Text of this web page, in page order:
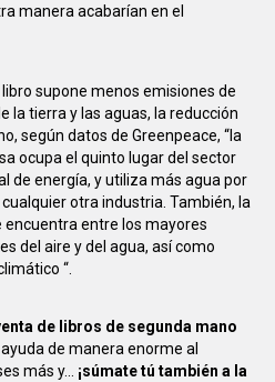
manera acabarían en el
supone menos emisiones de
la tierra y las aguas, la reducción
según datos de Greenpeace, “la
ocupa el quinto lugar del sector
de energía, y utiliza más agua por
otra industria. También, la
entre los mayores
del aire y del agua, así como
“.
de libros de segunda mano
de manera enorme al
más y... ¡súmate tú también a la